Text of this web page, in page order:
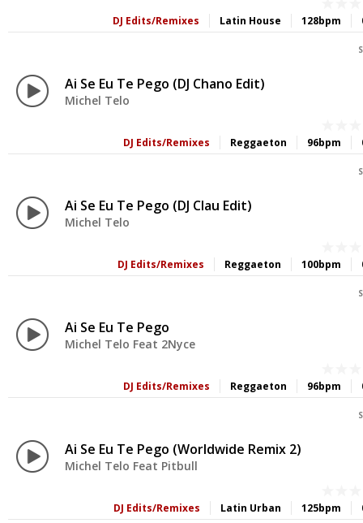
128bpm
Latin House
DJ Edits/Remixes
Ai Se Eu Te Pego (DJ Chano Edit)
Michel Telo
96bpm
Reggaeton
DJ Edits/Remixes
Ai Se Eu Te Pego (DJ Clau Edit)
Michel Telo
100bpm
Reggaeton
DJ Edits/Remixes
Ai Se Eu Te Pego
Michel Telo Feat 2Nyce
96bpm
Reggaeton
DJ Edits/Remixes
Ai Se Eu Te Pego (Worldwide Remix 2)
Michel Telo Feat Pitbull
125bpm
Latin Urban
DJ Edits/Remixes